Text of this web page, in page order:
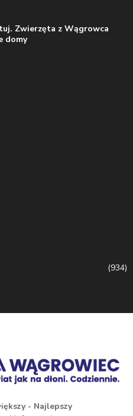
Zwierzęta z Wągrowca
domy
(934)
- Najlepszy